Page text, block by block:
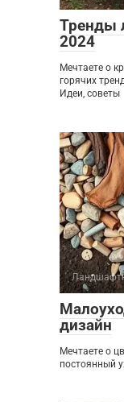
Тренды
2024
Мечтаете о
горячих
Идеи, советы
дизайн
Мечтаете о
постоянный